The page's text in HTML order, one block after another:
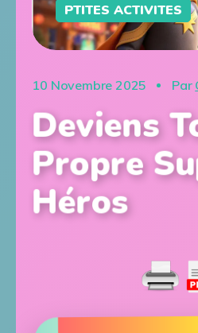
PTITES ACTIVITES
10 Novembre 2025 Par
Deviens
Propre
Héros